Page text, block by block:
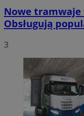
Nowe tramwaje
Obsługują
3